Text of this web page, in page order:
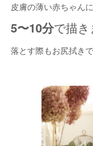
皮膚の薄い赤ちゃん
5〜10分で描き
落とす際もお尻拭き